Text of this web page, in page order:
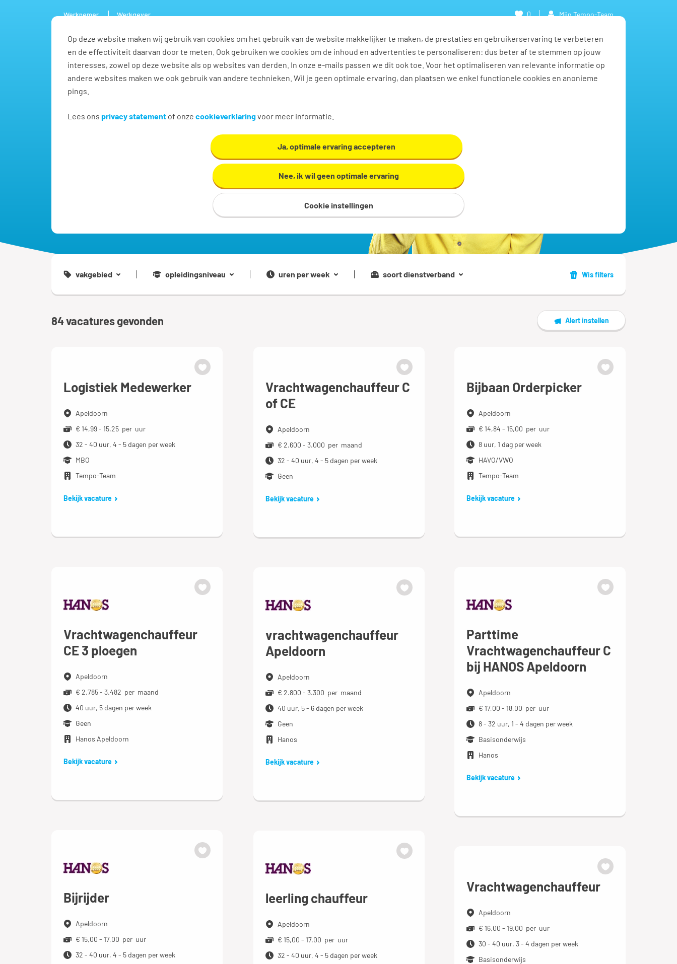
Op deze website maken wij gebruik van cookies om het gebruik van de website makkelijker te maken, de prestaties en gebruikerservaring te verbeteren
en de effectiviteit daarvan door te meten. Ook gebruiken we cookies om de inhoud en advertenties te personaliseren: dus beter af te stemmen op jouw
interesses, zowel op deze website als op websites van derden. In onze e-mails passen we dit ook toe. Voor het optimaliseren van relevante informatie op
andere websites maken we ook gebruik van andere technieken. Wil je geen optimale ervaring, dan plaatsen we enkel functionele cookies en anonieme
pings.
Lees ons privacy statement of onze cookieverklaringvoor meer informatie.
Ja, optimale ervaring accepteren
Nee, ik wil geen optimale ervaring
Cookie instellingen
Werknemer Werkgever
Vacatures Ontwikkel jezelf Werkplezier Contact
0 Mijn Tempo-Team
Vacatures in Beemte Broekland
Vind hier dé perfecte vacature in Beemte Broekland. Oh en... we helpen je graag een handje!
vakgebied opleidingsniveau uren per week soort dienstverband Wis filters
84vacatures gevonden Alert instellen
Logistiek Medewerker
Apeldoorn
€ 14,99 - 15,25 per uur
32 - 40 uur, 4 - 5 dagen per week
MBO
Tempo-Team
Bekijk vacature
Vrachtwagenchauffeur C
of CE
Apeldoorn
€ 2.600 - 3.000 per maand
32 - 40 uur, 4 - 5 dagen per week
Geen
Bekijk vacature
Bijbaan Orderpicker
Apeldoorn
€ 14,84 - 15,00 per uur
8 uur, 1 dag per week
HAVO/VWO
Tempo-Team
Bekijk vacature
Vrachtwagenchauffeur
CE 3 ploegen
Apeldoorn
€ 2.785 - 3.482 per maand
40 uur, 5 dagen per week
Geen
Hanos Apeldoorn
Bekijk vacature
Parttime
Vrachtwagenchauffeur C
bij HANOS Apeldoorn
Apeldoorn
€ 17,00 - 18,00 per uur
8 - 32 uur, 1 - 4 dagen per week
Basisonderwijs
Hanos
Bekijk vacature
vrachtwagenchauffeur
Apeldoorn
Apeldoorn
€ 2.800 - 3.300 per maand
40 uur, 5 - 6 dagen per week
Geen
Hanos
Bekijk vacature
Bijrijder
Apeldoorn
€ 15,00 - 17,00 per uur
32 - 40 uur, 4 - 5 dagen per week
leerling chauffeur
Apeldoorn
€ 15,00 - 17,00 per uur
32 - 40 uur, 4 - 5 dagen per week
Vrachtwagenchauffeur
Apeldoorn
€ 16,00 - 19,00 per uur
30 - 40 uur, 3 - 4 dagen per week
Basisonderwijs